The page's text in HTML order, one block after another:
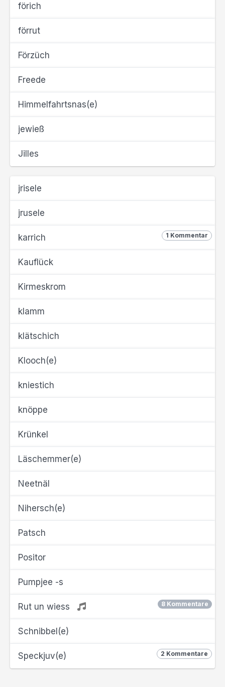
förich
förrut
Förzüch
Freede
Himmelfahrtsnas(e)
jewieß
Jilles
jrisele
jrusele
1 Kommentar
karrich
Kauflück
Kirmeskrom
klamm
klätschich
Klooch(e)
kniestich
knöppe
Krünkel
Läschemmer(e)
Neetnäl
Nihersch(e)
Patsch
Positor
Pumpjee -s
8 Kommentare
Rut un wiess
Schnibbel(e)
2 Kommentare
Speckjuv(e)